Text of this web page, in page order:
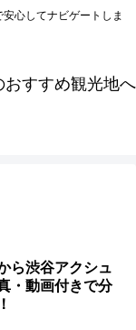
心してナビゲートしま
すすめ観光地へ
ら渋谷アクシュ
・動画付きで分